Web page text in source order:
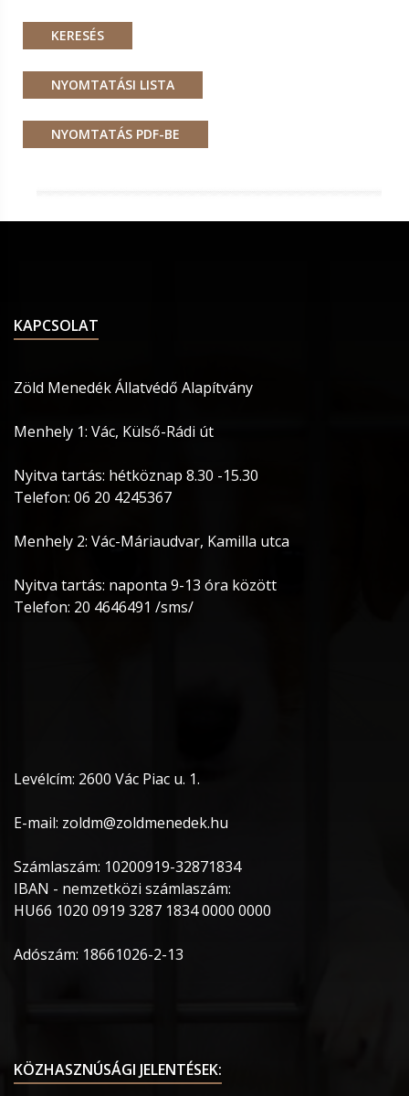
KAPCSOLAT
Zöld Menedék Állatvédő Alapítvány
Menhely 1: Vác, Külső-Rádi út
Nyitva tartás: hétköznap 8.30 -15.30
Telefon: 06 20 4245367
Menhely 2: Vác-Máriaudvar, Kamilla utca
Nyitva tartás: naponta 9-13 óra között
Telefon: 20 4646491 /sms/
Levélcím: 2600 Vác Piac u. 1.
E-mail: zoldm@zoldmenedek.hu
Számlaszám: 10200919-32871834
IBAN - nemzetközi számlaszám:
HU66 1020 0919 3287 1834 0000 0000
Adószám: 18661026-2-13
KÖZHASZNÚSÁGI JELENTÉSEK: